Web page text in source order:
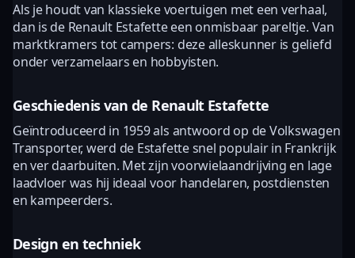
Als je houdt van klassieke voertuigen met een verhaal,
dan is de Renault Estafette een onmisbaar pareltje. Van
marktkramers tot campers: deze alleskunner is geliefd
onder verzamelaars en hobbyisten.
Geschiedenis van de Renault Estafette
Geïntroduceerd in 1959 als antwoord op de Volkswagen
Transporter, werd de Estafette snel populair in Frankrijk
en ver daarbuiten. Met zijn voorwielaandrijving en lage
laadvloer was hij ideaal voor handelaren, postdiensten
en kampeerders.
Design en techniek